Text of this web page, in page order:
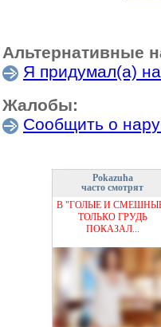
Альтернативные
Я придумал(а)
Жалобы:
Сообщить о
Pokazuha
часто смотрят
В "ГОЛЫЕ И
ТОЛЬКО ГРУДЬ
ПОКАЗАЛ...